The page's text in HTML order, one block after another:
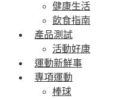
健康生活
飲食指南
產品測試
活動好康
運動新鮮事
專項運動
棒球